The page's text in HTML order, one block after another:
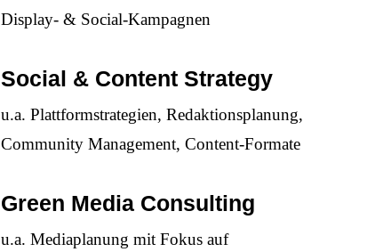
Display- & Social-Kampagnen
Social & Content Strategy
u.a. Plattformstrategien, Redaktionsplanung,
Community Management, Content-Formate
Green Media Consulting
u.a. Mediaplanung mit Fokus auf